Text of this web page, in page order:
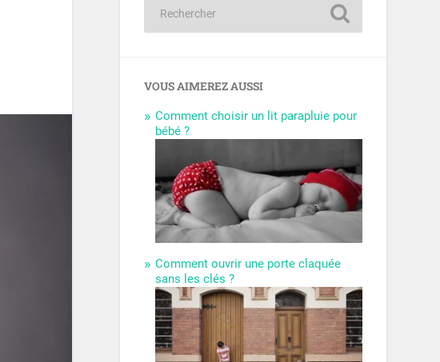
VOUS AIMEREZ AUSSI
Comment choisir un lit parapluie pour
bébé ?
Comment ouvrir une porte claquée
sans les clés ?